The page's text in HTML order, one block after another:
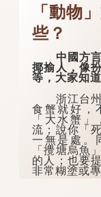
「動物
些？
中國方言
揶揄人，像
等，大家知
浙江台州
食蟹就好，
「大水蟹
流；說你「
一無是處。
「攪塘烏魚
的人；也要
非常糊塗或